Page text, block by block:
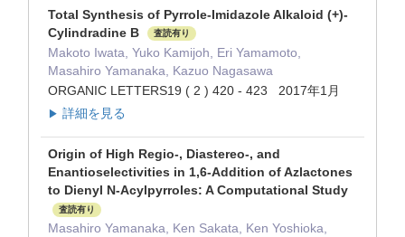
Total Synthesis of Pyrrole-Imidazole Alkaloid (+)-
Cylindradine B
査読有り
Makoto Iwata, Yuko Kamijoh, Eri Yamamoto,
Masahiro Yamanaka, Kazuo Nagasawa
ORGANIC LETTERS19 ( 2 ) 420 - 423 2017年1月
▶ 詳細を見る
Origin of High Regio-, Diastereo-, and
Enantioselectivities in 1,6-Addition of Azlactones
to Dienyl N-Acylpyrroles: A Computational Study
査読有り
Masahiro Yamanaka, Ken Sakata, Ken Yoshioka,